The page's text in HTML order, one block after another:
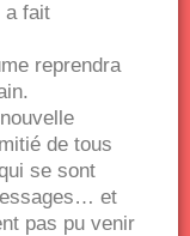
a fait
reprendra
de tous
se sont
et
pas pu venir